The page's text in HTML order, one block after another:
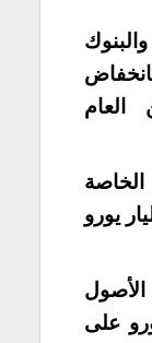
، بانخفاض
5 ٪ إلى 2.5 مليار يورو
الأصول
يورو على